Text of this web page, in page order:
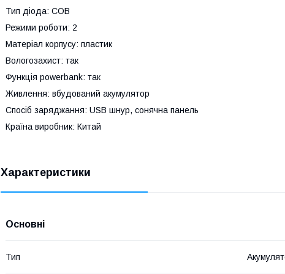
Тип діода: COB
Режими роботи: 2
Матеріал корпусу: пластик
Вологозахист: так
Функція powerbank: так
Живлення: вбудований акумулятор
Спосіб заряджання: USB шнур, сонячна панель
Країна виробник: Китай
Характеристики
Основні
Тип